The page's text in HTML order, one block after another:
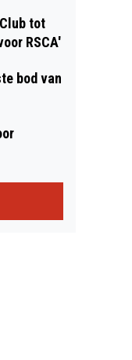
tot
RSCA'
bod van